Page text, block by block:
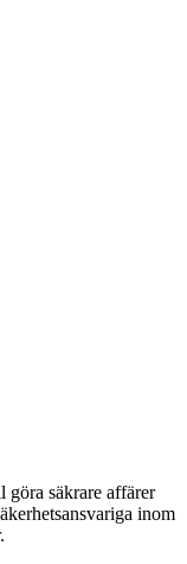
säkrare affärer
inom